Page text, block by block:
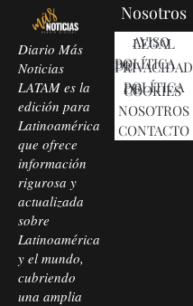
Diario Más
Noticias
LATAM es la
edición para
Latinoamérica
que ofrece
información
rigurosa y
actualizada
sobre
Latinoamérica
y el mundo,
cubriendo
una amplia
Nosotros
AVISO LEGAL
POLÍTICA DE PRIVACIDAD
POLÍTICA DE COOKIES
NOSOTROS
CONTACTO